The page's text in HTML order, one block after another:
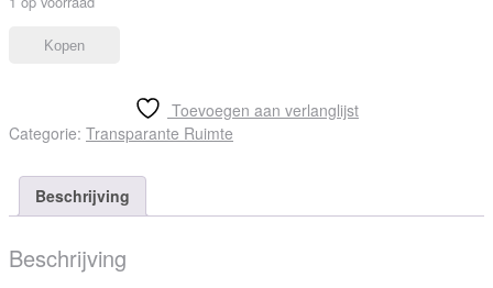
Kopen
Toevoegen aan verlanglijst
Categorie: Transparante Ruimte
Beschrijving
Beschrijving